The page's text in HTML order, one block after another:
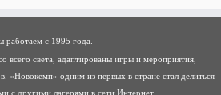
работаем с 1995 года.
всего света, адаптированы игры и мероприятия,
«Новокемп» одним из первых в стране стал делиться
с другими лагерями в сети Интернет.